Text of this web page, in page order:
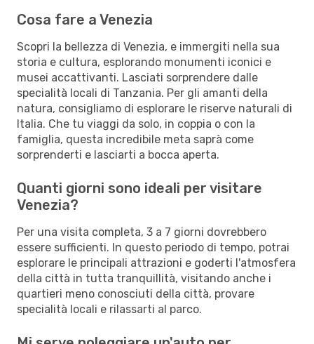
Cosa fare a Venezia
Scopri la bellezza di Venezia, e immergiti nella sua
storia e cultura, esplorando monumenti iconici e
musei accattivanti. Lasciati sorprendere dalle
specialità locali di Tanzania. Per gli amanti della
natura, consigliamo di esplorare le riserve naturali di
Italia. Che tu viaggi da solo, in coppia o con la
famiglia, questa incredibile meta saprà come
sorprenderti e lasciarti a bocca aperta.
Quanti giorni sono ideali per visitare
Venezia?
Per una visita completa, 3 a 7 giorni dovrebbero
essere sufficienti. In questo periodo di tempo, potrai
esplorare le principali attrazioni e goderti l'atmosfera
della città in tutta tranquillità, visitando anche i
quartieri meno conosciuti della città, provare
specialità locali e rilassarti al parco.